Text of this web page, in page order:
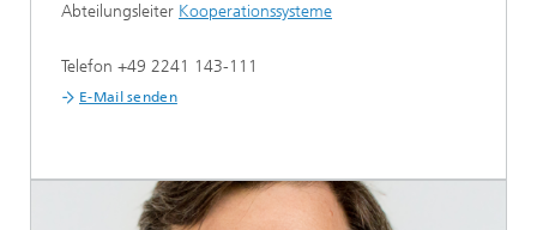
Abteilungsleiter Kooperationssysteme
Telefon +49 2241 143-111
E-Mail senden